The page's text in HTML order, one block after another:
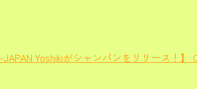
Yoshikiがシャンパンをリリース！